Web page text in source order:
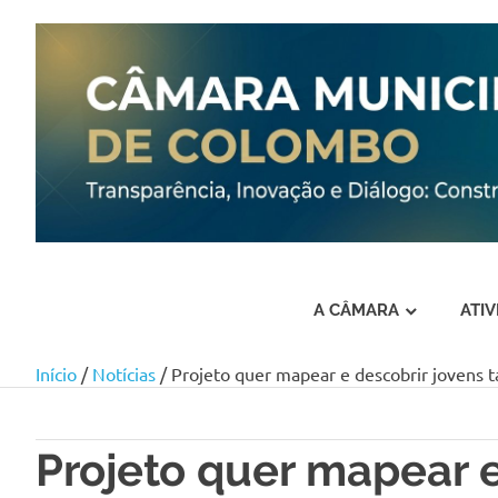
content
A CÂMARA
Início / Notícias / Projeto quer mapear e descobrir jovens
Projeto quer mapear